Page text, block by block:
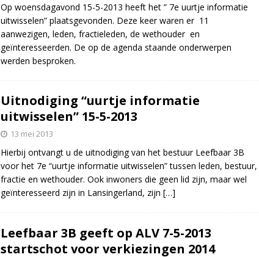
Op woensdagavond 15-5-2013 heeft het ” 7e uurtje informatie
uitwisselen” plaatsgevonden. Deze keer waren er 11
aanwezigen, leden, fractieleden, de wethouder en
geïnteresseerden. De op de agenda staande onderwerpen
werden besproken.
Uitnodiging “uurtje informatie
uitwisselen” 15-5-2013
13 mei 2013
Hierbij ontvangt u de uitnodiging van het bestuur Leefbaar 3B
voor het 7e “uurtje informatie uitwisselen” tussen leden, bestuur,
fractie en wethouder. Ook inwoners die geen lid zijn, maar wel
geïnteresseerd zijn in Lansingerland, zijn […]
Leefbaar 3B geeft op ALV 7-5-2013
startschot voor verkiezingen 2014